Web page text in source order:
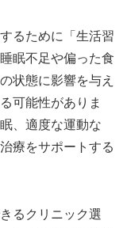
るために「生活習
眠不足や偏った食
状態に影響を与え
可能性がありま
、適度な運動な
療をサポートする
るクリニック選